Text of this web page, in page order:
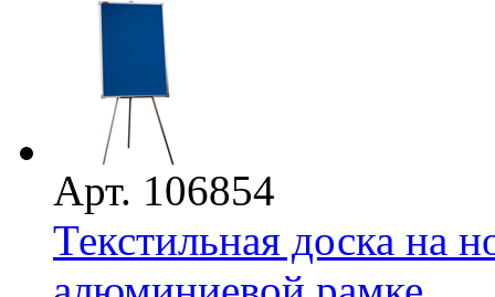
Арт. 106854
Текстильная доска на